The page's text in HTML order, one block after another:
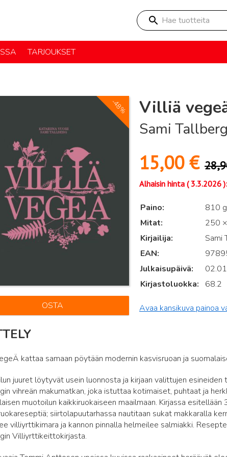
Hae tuotteita
TARJOUKSET
-48%
OSTA
Villiä
Sami
15,00€
Alhaisin hinta (3.3.2026):
Paino
810
Mitat
250
Kirjailija
Sami
EAN
Julkaisupäivä
Kirjastoluokka
68.2
Avaa kansikuva painoa
kattaa samaan pöytään modernin kasvisruoan ja
juuret löytyvät usein luonnosta ja kirjaan valittujen
vihreän makumatkan, joka istuttaa kotimaiset, puhtaat ja
muotoilun kaikkiruokaiseen maailmaan. Kirjassa esitellään
siirtolapuutarhassa nautitaan sukat makkaralla
villiyrttikimara ja kannon pinnalla helmeilee salmiakki.
Villiyrttikeittokirjasta.